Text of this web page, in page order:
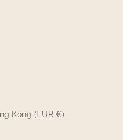
Kong (EUR €)